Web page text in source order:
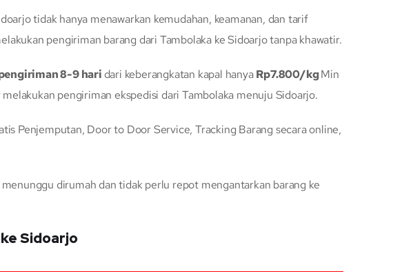
tidak hanya menawarkan kemudahan, keamanan, dan tarif
pengiriman barang dari Tambolaka ke Sidoarjo tanpa khawatir.
8-9 hari dari keberangkatan kapal hanyaRp7.800/kgMin
pengiriman ekspedisi dari Tambolaka menuju Sidoarjo.
Penjemputan, Door to Door Service, Tracking Barang secara online,
dirumah dan tidak perlu repot mengantarkan barang ke
Sidoarjo